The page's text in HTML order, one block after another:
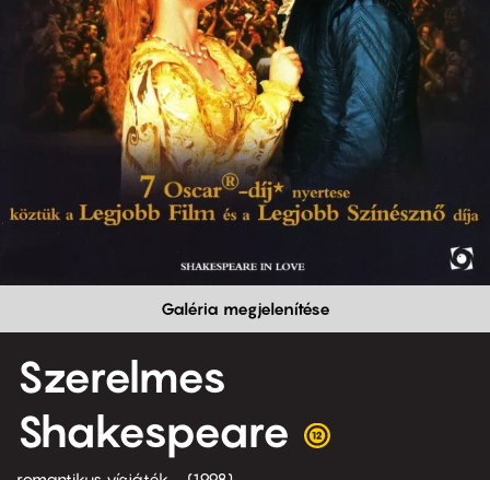
Galéria megjelenítése
Szerelmes
Shakespeare